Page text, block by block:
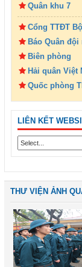
Quân khu 7
Cổng TTĐT
Báo Quân đội
Biên phòng
Hải quân Việt
Quốc phòng
LIÊN KẾT
THƯ VIỆN ẢNH